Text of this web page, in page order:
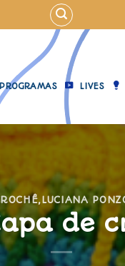
PROGRAMAS LIVES
,LUCIANA
de